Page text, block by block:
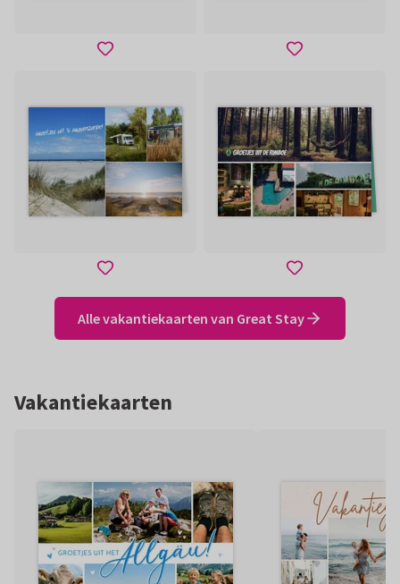
Alle vakantiekaarten van Great Stay
Vakantiekaarten